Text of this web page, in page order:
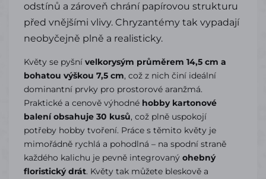
odstínů a zároveň chrání papírovou strukturu
před vnějšími vlivy. Chryzantémy tak vypadají
neobyčejně plně a realisticky.
Květy se pyšní velkorysým průměrem 14,5 cm a
bohatou výškou 7,5 cm, což z nich činí ideální
dominantní prvky pro prostorové aranžmá.
Praktické a cenově výhodné hobby kartonové
balení obsahuje 30 kusů, což plně uspokojí
potřeby hobby tvoření. Práce s těmito květy je
mimořádně rychlá a pohodlná – na spodní straně
každého kalichu je pevně integrovaný ohebný
floristický drát. Květy tak můžete bleskově a